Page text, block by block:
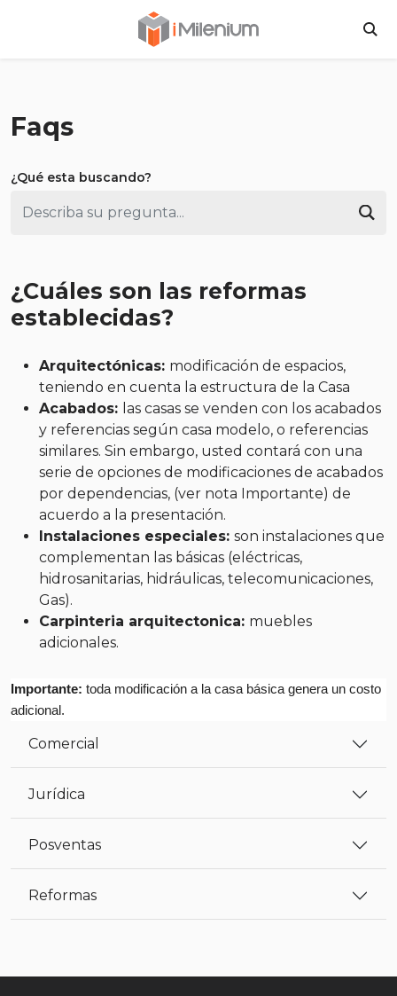
Faqs
¿Qué esta buscando?
¿Cuáles son las reformas
establecidas?
Arquitectónicas: modificación de espacios,
teniendo en cuenta la estructura de la Casa
Acabados: las casas se venden con los acabados
y referencias según casa modelo, o referencias
similares. Sin embargo, usted contará con una
serie de opciones de modificaciones de acabados
por dependencias, (ver nota Importante) de
acuerdo a la presentación.
Instalaciones especiales: son instalaciones que
complementan las básicas (eléctricas,
hidrosanitarias, hidráulicas, telecomunicaciones,
Gas).
Carpinteria arquitectonica: muebles
adicionales.
Importante: toda modificación a la casa básica genera un costo
adicional.
Comercial
Jurídica
Posventas
Reformas